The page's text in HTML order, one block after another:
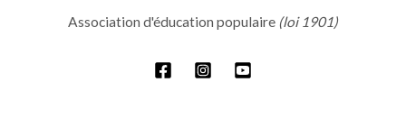
Association d'éducation populaire (loi 1901)